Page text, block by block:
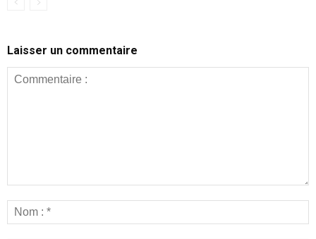
Laisser un commentaire